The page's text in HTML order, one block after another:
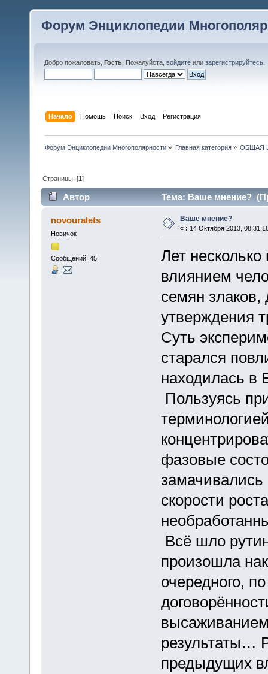
Форум Энциклопедии
Добро пожаловать, Гость . Пожалуйста, войдите или зарегистрируйтесь
Начало Помощь Поиск Вход Регистрация
Форум Энциклопедии Многополярности » Главная категория» ОБЩАЯ
Страницы: [1]
Автор Тема: Ваше мнение?
novouralets
Новичок
Сообщений: 45
Ваше мнение?
« : 14 Октября 2013,
Лет
влиянием
семян злаков,
утверждения
Суть
старался
находилась в
Пользуясь
фазовые
скорости
Всё шло
произошла
очередного,
результаты…
предыдущих